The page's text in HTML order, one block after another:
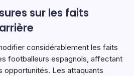
sur les faits
considérablement les faits
footballeurs espagnols, affectant
opportunités. Les attaquants